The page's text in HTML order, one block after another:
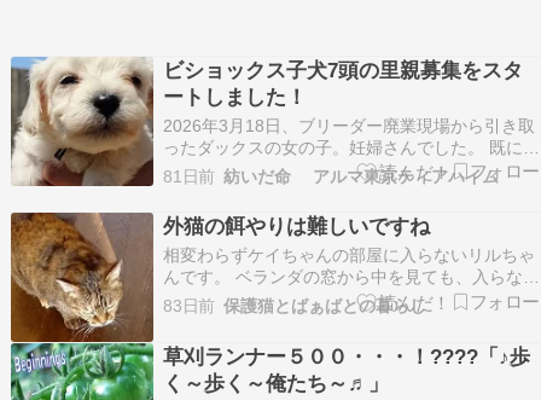
ビショックス子犬7頭の里親募集をスタ
ートしました！
2026年3月18日、ブリーダー廃業現場から引き取
ったダックスの女の子。妊婦さんでした。 既に妊
娠後期で大きなおなかをしていました。 関連記事
『3/18 さいたま市のブリーダー廃業現場から犬の
引取り その1 ～5頭の小型犬』昨日の夕方、アグ
リドッグレスキュー代表から相談のお電…
81日前 紡いだ命 アルマ東京ティアハイム
外猫の餌やりは難しいですね
相変わらずケイちゃんの部屋に入らないリルちゃ
んです。 ベランダの窓から中を見ても、入らない
のですよね。 ケイちゃんを嫌っているのでしょう
か・・・なぜ？ 餌やりは法律では禁止されていな
いですよね。 でも動物愛護法では「周辺の生活環
境が損なわれている」と 判断された場合、行政か
らの…
83日前 保護猫とばぁばとの暮らし
草刈ランナー５００・・・！????「♪歩
く～歩く～俺たち～♬」